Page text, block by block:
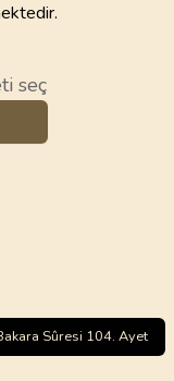
seç
Sûresi 104. Ayet